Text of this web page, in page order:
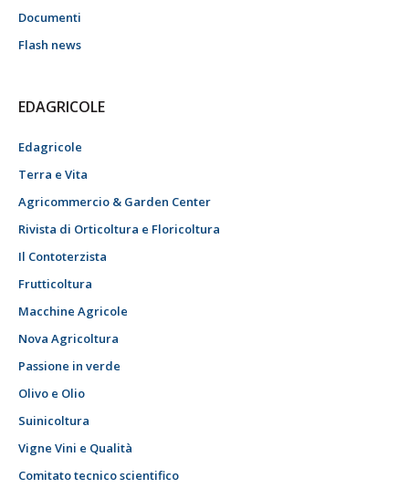
Documenti
Flash news
EDAGRICOLE
Edagricole
Terra e Vita
Agricommercio & Garden Center
Rivista di Orticoltura e Floricoltura
Il Contoterzista
Frutticoltura
Macchine Agricole
Nova Agricoltura
Passione in verde
Olivo e Olio
Suinicoltura
Vigne Vini e Qualità
Comitato tecnico scientifico